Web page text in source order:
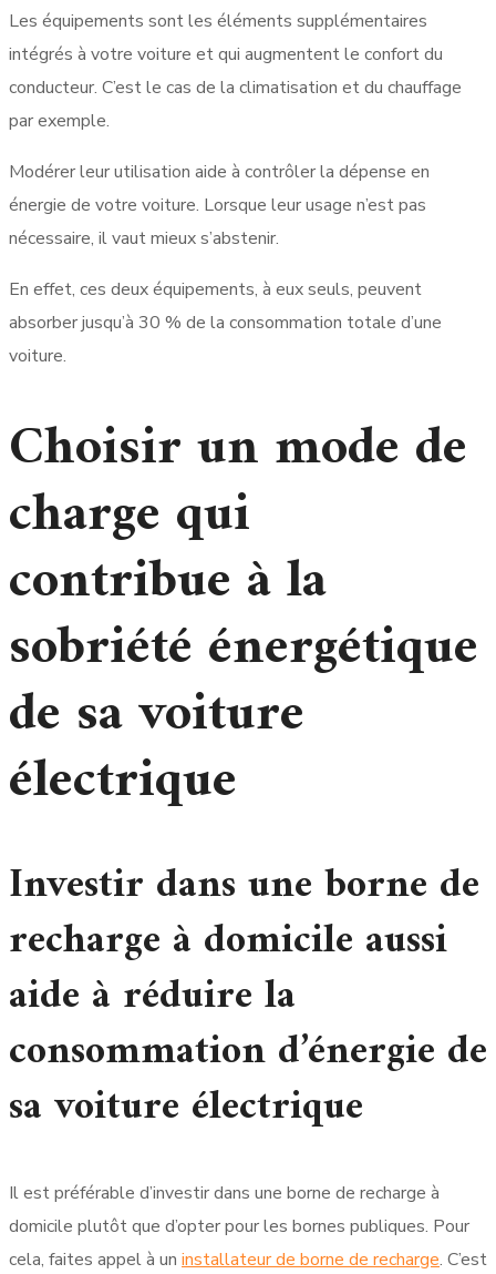
Les équipements sont les éléments supplémentaires
intégrés à votre voiture et qui augmentent le confort du
conducteur. C’est le cas de la climatisation et du chauffage
par exemple.
Modérer leur utilisation aide à contrôler la dépense en
énergie de votre voiture. Lorsque leur usage n’est pas
nécessaire, il vaut mieux s’abstenir.
En effet, ces deux équipements, à eux seuls, peuvent
absorber jusqu’à 30 % de la consommation totale d’une
voiture.
Choisir un mode de
charge qui
contribue à la
sobriété énergétique
de sa voiture
électrique
Investir dans une borne de
recharge à domicile aussi
aide à réduire la
consommation d’énergie de
sa voiture électrique
Il est préférable d’investir dans une borne de recharge à
domicile plutôt que d’opter pour les bornes publiques. Pour
cela, faites appel à un installateur de borne de recharge. C’est